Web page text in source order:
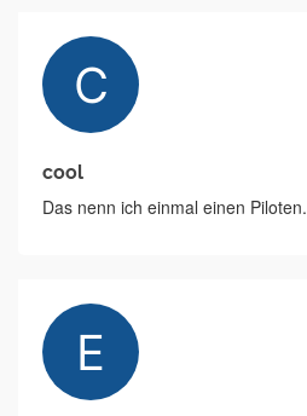
cool
Das nenn ich einmal einen Piloten.